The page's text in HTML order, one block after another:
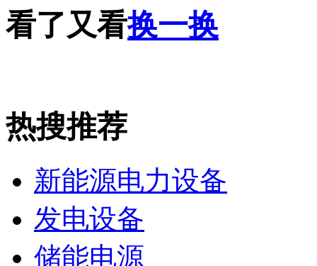
看了又看换一换
热搜推荐
新能源电力设备
发电设备
储能电源